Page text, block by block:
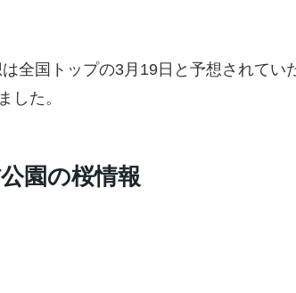
全国トップの3月19日と予想されてい
した。
園の桜情報